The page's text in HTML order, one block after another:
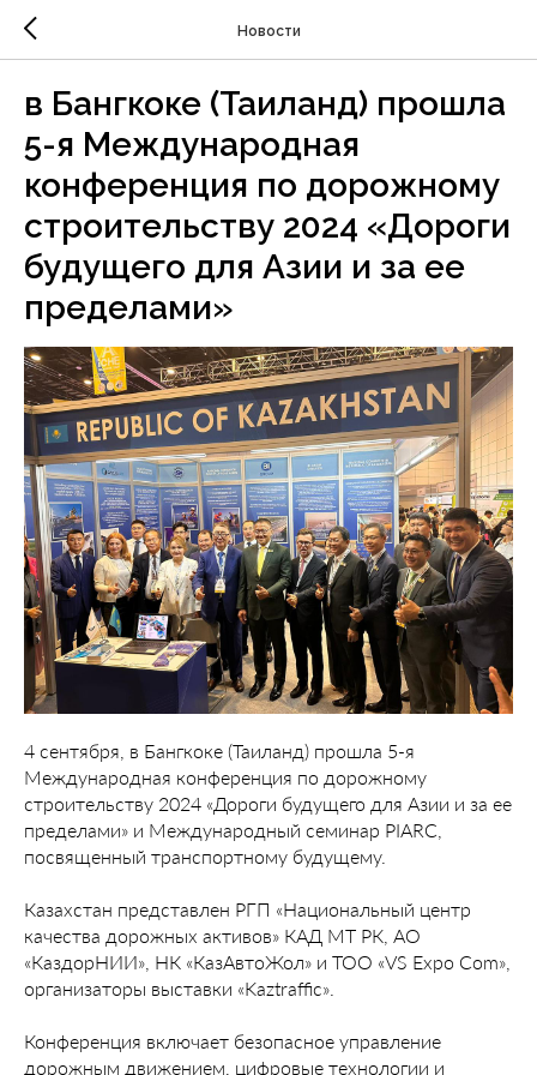
Новости
в Бангкоке (Таиланд) прошла
5-я Международная
конференция по дорожному
строительству 2024 «Дороги
будущего для Азии и за ее
пределами»
4 сентября, в Бангкоке (Таиланд) прошла 5-я
Международная конференция по дорожному
строительству 2024 «Дороги будущего для Азии и за ее
пределами» и Международный семинар PIARC,
посвященный транспортному будущему.
Казахстан представлен РГП «Национальный центр
качества дорожных активов» КАД МТ РК, АО
«КаздорНИИ», НК «КазАвтоЖол» и ТОО «VS Expo Com»,
организаторы выставки «Kaztraffic».
Конференция включает безопасное управление
дорожным движением, цифровые технологии и